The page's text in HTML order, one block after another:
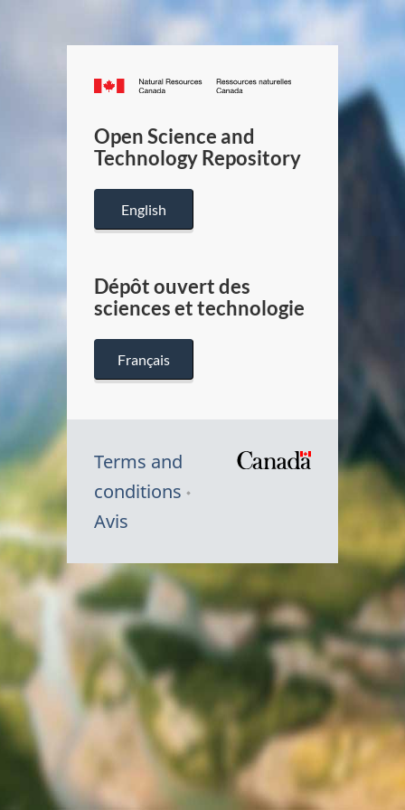
Canada.ca
/
Canada
Open Science and
Technology Repository
English
Dépôt ouvert des
sciences et technologie
Français
Terms and
conditions
Avis
Canada